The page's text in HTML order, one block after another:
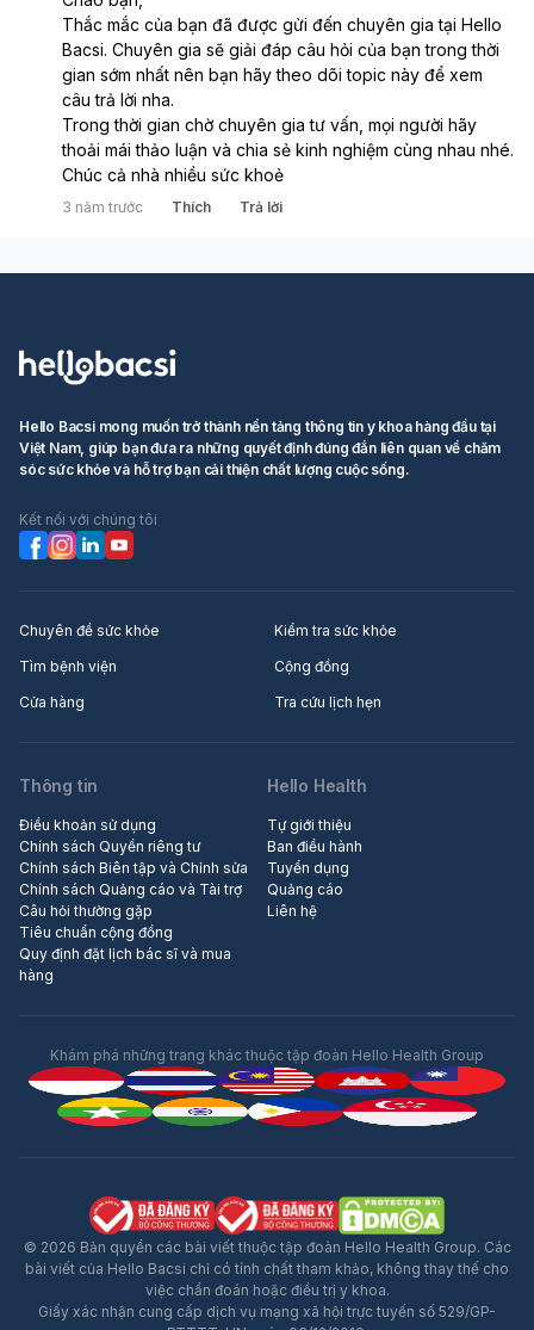
Thắc mắc của bạn đã được gửi đến chuyên gia tại Hello
Bacsi. Chuyên gia sẽ giải đáp câu hỏi của bạn trong thời
gian sớm nhất nên bạn hãy theo dõi topic này để xem
câu trả lời nha.
Trong thời gian chờ chuyên gia tư vấn, mọi người hãy
Chúc cả nhà nhiều sức khoẻ
3 năm trước Thích Trả lời
Hello Bacsi mong muốn trở thành nền tảng thông tin y khoa hàng đầu tại
Việt Nam, giúp bạn đưa ra những quyết định đúng đắn liên quan về chăm
sóc sức khỏe và hỗ trợ bạn cải thiện chất lượng cuộc sống.
Kết nối với chúng tôi
Chuyên đề sức khỏe
Kiểm tra sức khỏe
Tìm bệnh viện
Cộng đồng
Cửa hàng
Tra cứu lịch hẹn
Thông tin
Điều khoản sử dụng
Chính sách Quyền riêng tư
Chính sách Biên tập và Chỉnh sửa
Chính sách Quảng cáo và Tài trợ
Câu hỏi thường gặp
Tiêu chuẩn cộng đồng
Quy định đặt lịch bác sĩ và mua
hàng
Hello Health
Tự giới thiệu
Ban điều hành
Tuyển dụng
Quảng cáo
Liên hệ
Khám phá những trang khác thuộc tập đoàn Hello Health Group
© 2026 Bản quyền các bài viết thuộc tập đoàn Hello Health Group. Các
bài viết của Hello Bacsi chỉ có tính chất tham khảo, không thay thế cho
việc chẩn đoán hoặc điều trị y khoa.
Giấy xác nhận cung cấp dịch vụ mạng xã hội trực tuyến số 529/GP-